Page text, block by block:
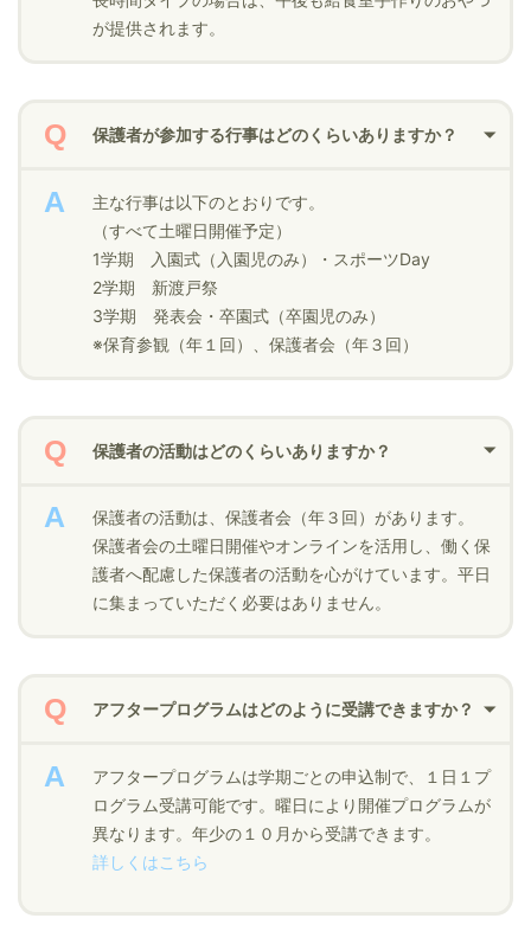
が提供されます。
保護者が参加する行事はどのくらいありますか？
主な行事は以下のとおりです。
（すべて土曜日開催予定）
1学期 入園式（入園児のみ）・スポーツDay
2学期 新渡戸祭
3学期 発表会・卒園式（卒園児のみ）
※保育参観（年１回）、保護者会（年３回）
保護者の活動はどのくらいありますか？
保護者の活動は、保護者会（年３回）があります。
保護者会の土曜日開催やオンラインを活用し、働く保
護者へ配慮した保護者の活動を心がけています。平日
に集まっていただく必要はありません。
アフタープログラムはどのように受講できますか？
アフタープログラムは学期ごとの申込制で、１日１プ
ログラム受講可能です。曜日により開催プログラムが
異なります。年少の１０月から受講できます。
詳しくはこちら